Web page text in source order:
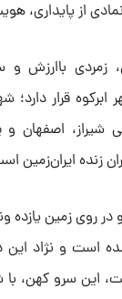
از پایداری،
زمردی باارزش
قرار
شیراز، اصفهان
زنده ایران‌زمین
شده است و نژاد
این سرو کهن،